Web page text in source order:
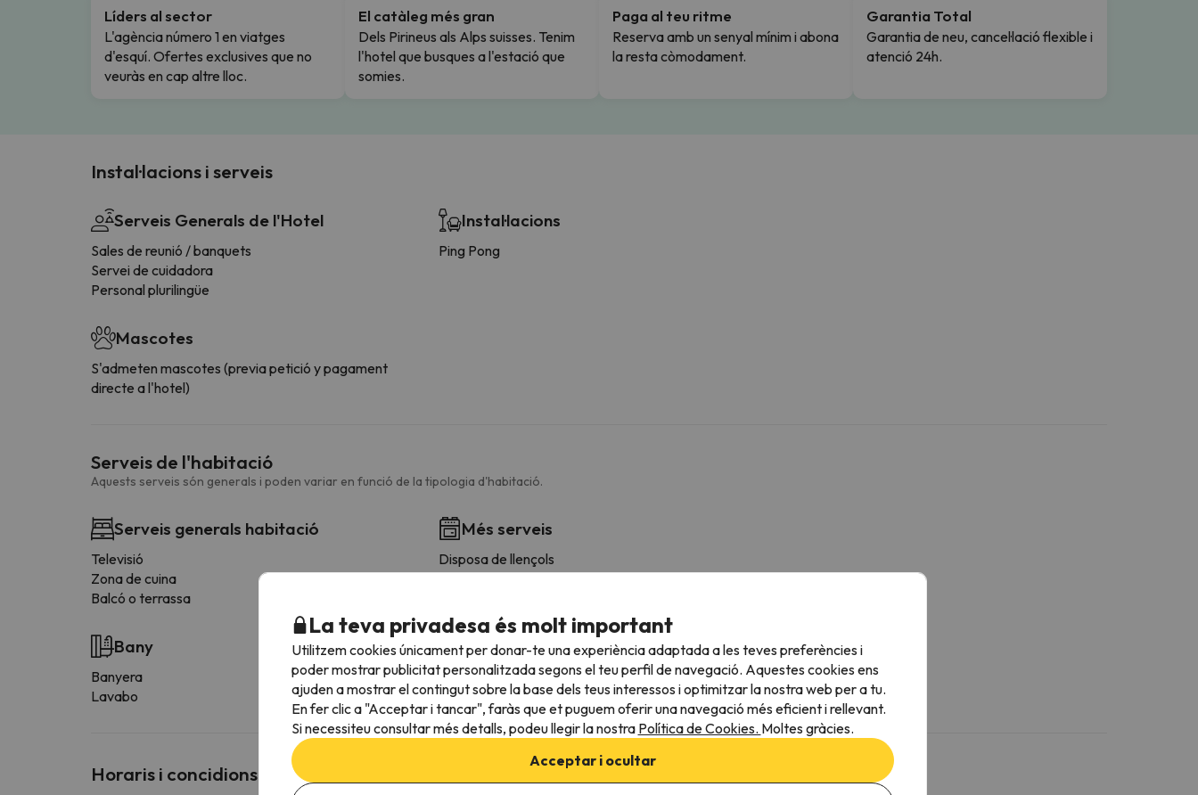
Líders al sector
L'agència número 1 en viatges
d'esquí. Ofertes exclusives que no
veuràs en cap altre lloc.
El catàleg més gran
Dels Pirineus als Alps suisses. Tenim
l'hotel que busques a l'estació que
somies.
Paga al teu ritme
Reserva amb un senyal mínim i abona
la resta còmodament.
Garantia Total
Garantia de neu, cancel·lació flexible i
atenció 24h.
Instal·lacions i serveis
Serveis Generals de l'Hotel
Sales de reunió / banquets
Servei de cuidadora
Personal plurilingüe
Mascotes
S'admeten mascotes (previa petició y pagament
directe a l'hotel)
Instal·lacions
Ping Pong
Serveis de l'habitació
Aquests serveis són generals i poden variar en funció de la tipologia d'habitació.
Serveis generals habitació
Televisió
Zona de cuina
Balcó o terrassa
Bany
Banyera
Lavabo
Més serveis
Disposa de llençols
Disposa de tovalloles
Rentavaixelles
Cafetera
Estris de cuina
Parament
Taules/Cadires
Horaris i concidions especials
La teva privadesa és molt important
Utilitzem cookies únicament per donar-te una experiència adaptada a les teves preferències i
poder mostrar publicitat personalitzada segons el teu perfil de navegació. Aquestes cookies ens
ajuden a mostrar el contingut sobre la base dels teus interessos i optimitzar la nostra web per a tu.
En fer clic a "Acceptar i tancar", faràs que et puguem oferir una navegació més eficient i rellevant.
Si necessiteu consultar més detalls, podeu llegir la nostra Política de Cookies. Moltes gràcies.
Acceptar i ocultar